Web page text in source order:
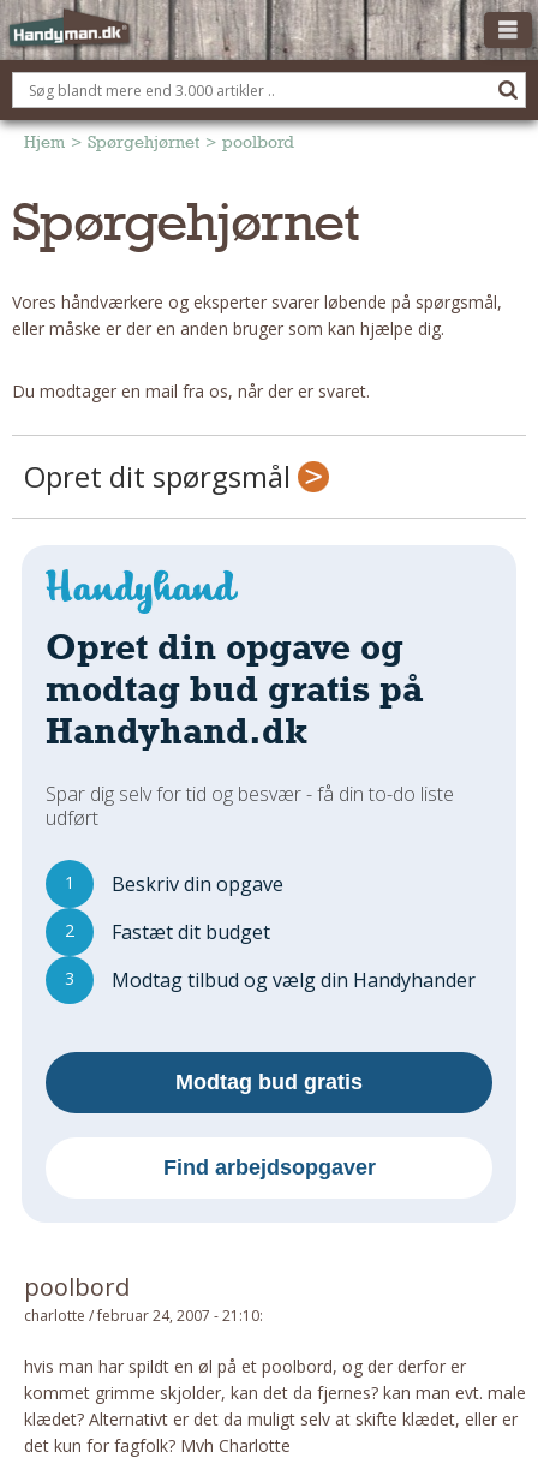
OM HANDYMAN.DK
FÅ 3 TILBUD
BOLIG KØBERÅDGIVNING
Montage Og Nybyg
Reparation Og Vedligehold
Om Materialer
Om Værktøj
Udskiftning Og Montage
Om Materialer
Tips Og Tests
VVS
Montage Og Udskiftning
Reparation Og Vedligehold
Varme Og Energi
Andet
MALER
Indendørs
Udendørs
Kan Det Males?
MURER
Reparationer
Om Materialer
HANDYMAN
Tips Og Tricks
Andet
Båd
Hjem > Spørgehjørnet > poolbord
Spørgehjørnet
Vores håndværkere og eksperter svarer løbende på spørgsmål,
eller måske er der en anden bruger som kan hjælpe dig.
Du modtager en mail fra os, når der er svaret.
Opret dit spørgsmål
Opret din opgave og
modtag bud gratis på
Handyhand.dk
Spar dig selv for tid og besvær - få din to-do liste
udført
1 Beskriv din opgave
2 Fastæt dit budget
3 Modtag tilbud og vælg din Handyhander
Modtag bud gratis
Find arbejdsopgaver
poolbord
charlotte /februar 24, 2007 - 21:10:
hvis man har spildt en øl på et poolbord, og der derfor er
kommet grimme skjolder, kan det da fjernes? kan man evt. male
klædet? Alternativt er det da muligt selv at skifte klædet, eller er
det kun for fagfolk? Mvh Charlotte